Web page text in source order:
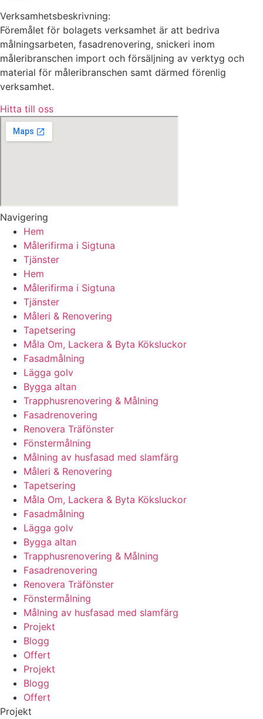
Verksamhetsbeskrivning:
Föremålet för bolagets verksamhet är att bedriva
målningsarbeten, fasadrenovering, snickeri inom
måleribranschen import och försäljning av verktyg och
material för måleribranschen samt därmed förenlig
verksamhet.
Hitta till oss
Navigering
Hem
Målerifirma i Sigtuna
Tjänster
Hem
Målerifirma i Sigtuna
Tjänster
Måleri & Renovering
Tapetsering
Måla Om, Lackera & Byta Köksluckor
Fasadmålning
Lägga golv
Bygga altan
Trapphusrenovering & Målning
Fasadrenovering
Renovera Träfönster
Fönstermålning
Målning av husfasad med slamfärg
Måleri & Renovering
Tapetsering
Måla Om, Lackera & Byta Köksluckor
Fasadmålning
Lägga golv
Bygga altan
Trapphusrenovering & Målning
Fasadrenovering
Renovera Träfönster
Fönstermålning
Målning av husfasad med slamfärg
Projekt
Blogg
Offert
Projekt
Blogg
Offert
Projekt